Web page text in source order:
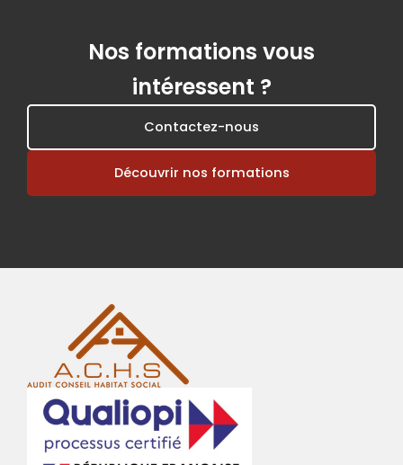
Nos formations vous
intéressent ?
Contactez-nous
Découvrir nos formations